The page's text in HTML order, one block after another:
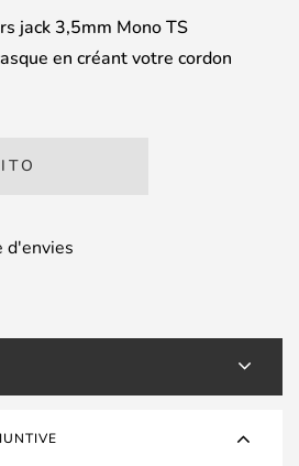
jack 3,5mm Mono TS
en créant votre cordon
d'envies